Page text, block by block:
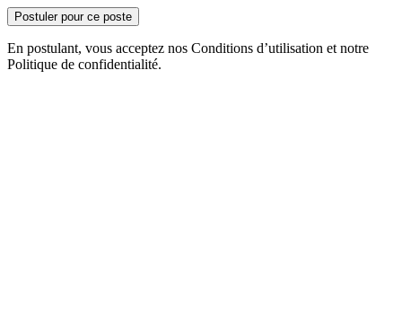
Postuler pour ce poste
En postulant, vous acceptez nos Conditions d’utilisation et notre
Politique de confidentialité.